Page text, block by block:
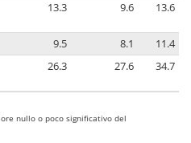
13.3 9.6 13.6
9.5 8.1
11.4
26.3 27.6 34.7
nullo o poco significativo del